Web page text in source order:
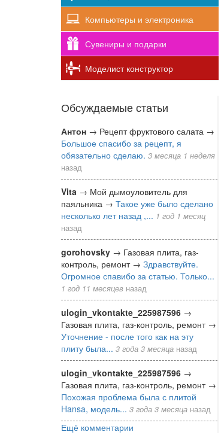
Компьютеры и электроника
Сувениры и подарки
Моделист конструктор
Обсуждаемые статьи
Антон → Рецепт фруктового салата →
Большое спасибо за рецепт, я
обязательно сделаю. 3 месяца 1 неделя
назад
Vita → Мой дымоуловитель для
паяльника → Такое уже было сделано
несколько лет назад ,... 1 год 1 месяц
назад
gorohovsky → Газовая плита, газ-
контроль, ремонт → Здравствуйте.
Огромное спавибо за статью. Только...
1 год 11 месяцев назад
ulogin_vkontakte_225987596 →
Газовая плита, газ-контроль, ремонт →
Уточнение - после того как на эту
плиту была... 3 года 3 месяца назад
ulogin_vkontakte_225987596 →
Газовая плита, газ-контроль, ремонт →
Похожая проблема была с плитой
Hansa, модель... 3 года 3 месяца назад
Ещё комментарии